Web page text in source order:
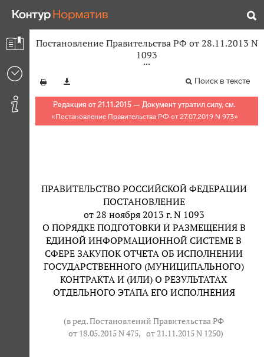
Постановление Правительства РФ от 28.11.2013 N
1093
Поиск в тексте
Редакция от 21.11.2015 — Документ утратил силу, см.
«Постановление Правительства РФ от 27.07.2019 N 973»
ПРАВИТЕЛЬСТВО РОССИЙСКОЙ ФЕДЕРАЦИИ
ПОСТАНОВЛЕНИЕ
от 28 ноября 2013 г. N 1093
О ПОРЯДКЕ ПОДГОТОВКИ И РАЗМЕЩЕНИЯ В
ЕДИНОЙ ИНФОРМАЦИОННОЙ СИСТЕМЕ В
СФЕРЕ ЗАКУПОК ОТЧЕТА ОБ ИСПОЛНЕНИИ
ГОСУДАРСТВЕННОГО (МУНИЦИПАЛЬНОГО)
КОНТРАКТА И (ИЛИ) О РЕЗУЛЬТАТАХ
ОТДЕЛЬНОГО ЭТАПА ЕГО ИСПОЛНЕНИЯ
(в ред. Постановлений Правительства РФ
от 18.05.2015 N 475, от 21.11.2015 N 1250)